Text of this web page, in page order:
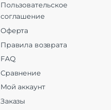
Пользовательское
соглашение
Оферта
Правила возврата
FAQ
Сравнение
Мой аккаунт
Заказы